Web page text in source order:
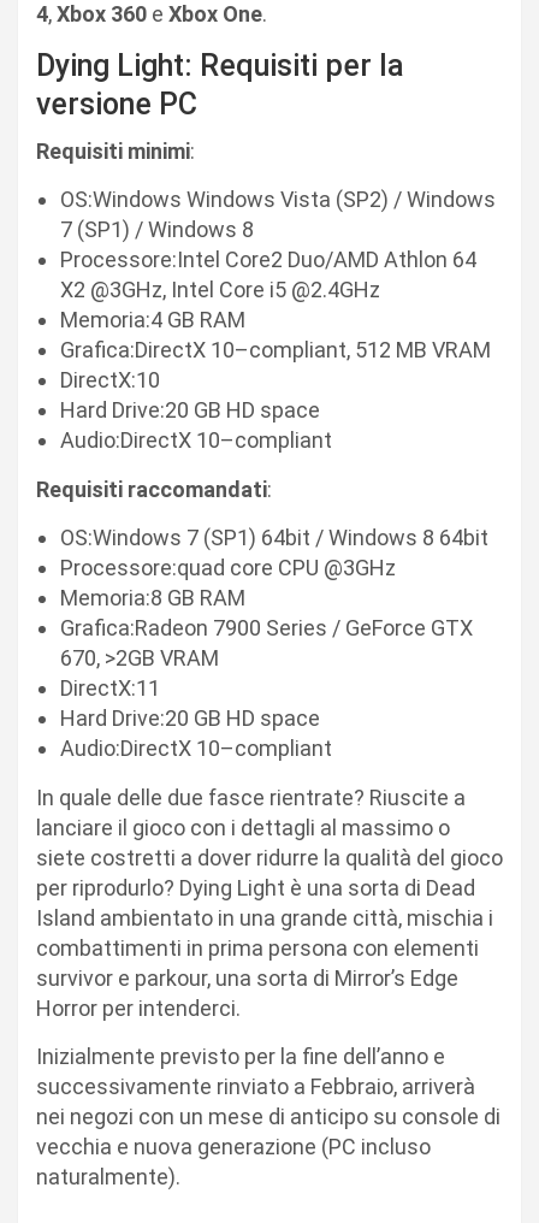
4,Xbox 360 e Xbox One.
Dying Light: Requisiti per la
versione PC
Requisiti minimi:
OS:Windows Windows Vista (SP2) / Windows
7 (SP1) / Windows 8
Processore:Intel Core2 Duo/AMD Athlon 64
X2 @3GHz, Intel Core i5 @2.4GHz
Memoria:4 GB RAM
Grafica:DirectX 10–compliant, 512 MB VRAM
DirectX:10
Hard Drive:20 GB HD space
Audio:DirectX 10–compliant
Requisiti raccomandati:
OS:Windows 7 (SP1) 64bit / Windows 8 64bit
Processore:quad core CPU @3GHz
Memoria:8 GB RAM
Grafica:Radeon 7900 Series / GeForce GTX
670, >2GB VRAM
DirectX:11
Hard Drive:20 GB HD space
Audio:DirectX 10–compliant
In quale delle due fasce rientrate? Riuscite a
lanciare il gioco con i dettagli al massimo o
siete costretti a dover ridurre la qualità del gioco
per riprodurlo? Dying Light è una sorta di Dead
Island ambientato in una grande città, mischia i
combattimenti in prima persona con elementi
survivor e parkour, una sorta di Mirror’s Edge
Horror per intenderci.
Inizialmente previsto per la fine dell’anno e
successivamente rinviato a Febbraio, arriverà
nei negozi con un mese di anticipo su console di
vecchia e nuova generazione (PC incluso
naturalmente).